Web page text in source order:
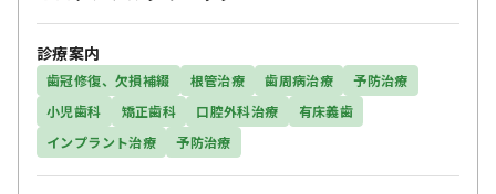
診療案内
歯冠修復、欠損補綴 根管治療 歯周病治療
予防治療
小児歯科
矯正歯科 口腔外科治療
有床義歯
インプラント治療
予防治療